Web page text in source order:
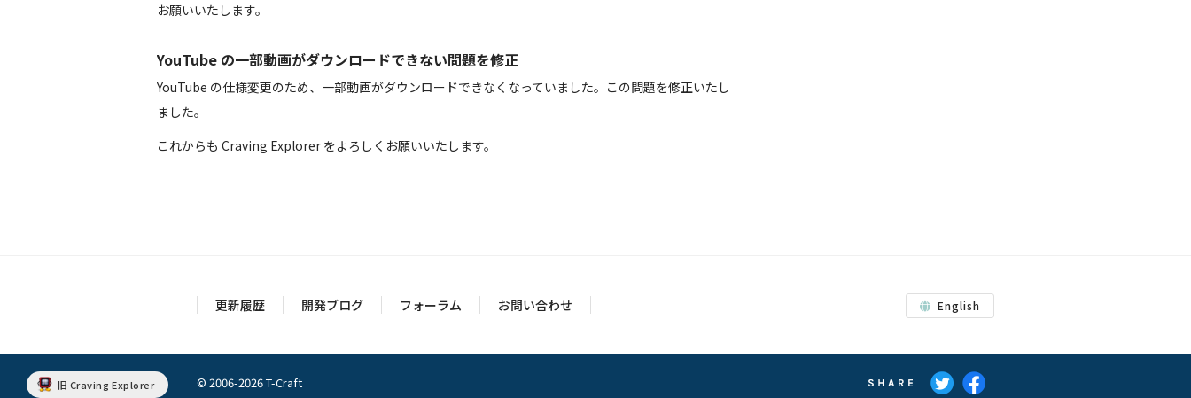
お願いいたします。
YouTube の一部動画がダウンロードできない問題を修正
YouTube の仕様変更のため、一部動画がダウンロードできなくなっていました。この問題を修正いたし
ました。
これからも Craving Explorer をよろしくお願いいたします。
更新履歴 開発ブログ フォーラム お問い合わせ
旧 Craving Explorer
English
© 2006-2026 T-Craft